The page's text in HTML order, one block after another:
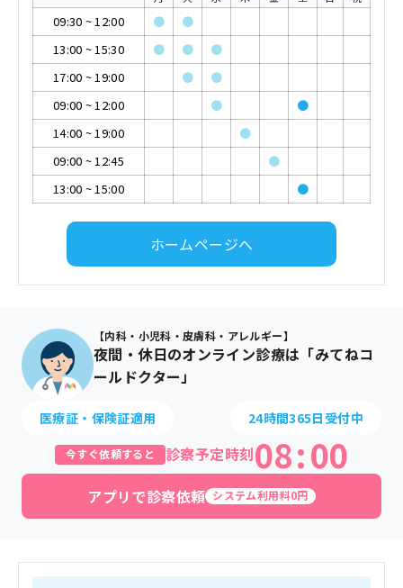
09:30 ~12:00 ●
●
13:00 ~15:30 ● ●
●
17:00 ~19:00 ●
●
09:00 ~12:00 ●
●
14:00 ~19:00
●
09:00 ~12:45
●
13:00 ~15:00 ●
ホームページへ
【内科・小児科・皮膚科・アレルギー】
夜間・休日のオンライン診療は「みてねコ
ールドクター」
医療証・保険証適用 24時間365日受付中
今すぐ依頼すると 診察予定時刻08:00
アプリで診察依頼 システム利用料0円